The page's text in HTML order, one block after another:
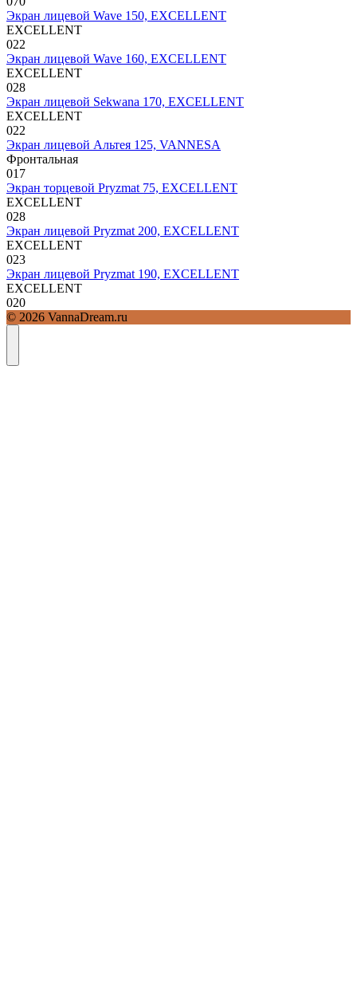
Экран лицевой Wave 150, EXCELLENT
EXCELLENT
022
Экран лицевой Wave 160, EXCELLENT
EXCELLENT
028
Экран лицевой Sekwana 170, EXCELLENT
EXCELLENT
022
Экран лицевой Альтея 125, VANNESA
Фронтальная
017
Экран торцевой Pryzmat 75, EXCELLENT
EXCELLENT
028
Экран лицевой Pryzmat 200, EXCELLENT
EXCELLENT
023
Экран лицевой Pryzmat 190, EXCELLENT
EXCELLENT
020
© 2026 VannaDream.ru